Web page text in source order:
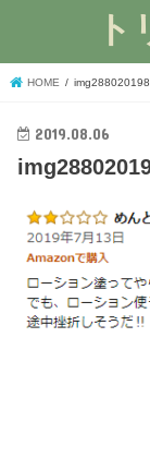
HOME
2019.08.06